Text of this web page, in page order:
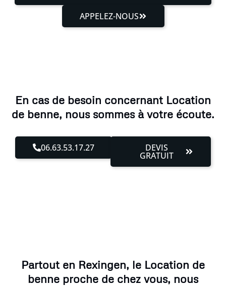
APPELEZ-NOUS
En cas de besoin concernant Location
de benne, nous sommes à votre écoute.
06.63.53.17.27 DEVIS
GRATUIT
Partout en Rexingen, le Location de
benne proche de chez vous, nous